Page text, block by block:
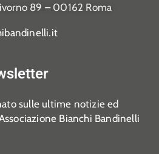
89 – 00162 Roma
sulle ultime notizie ed
Bianchi Bandinelli